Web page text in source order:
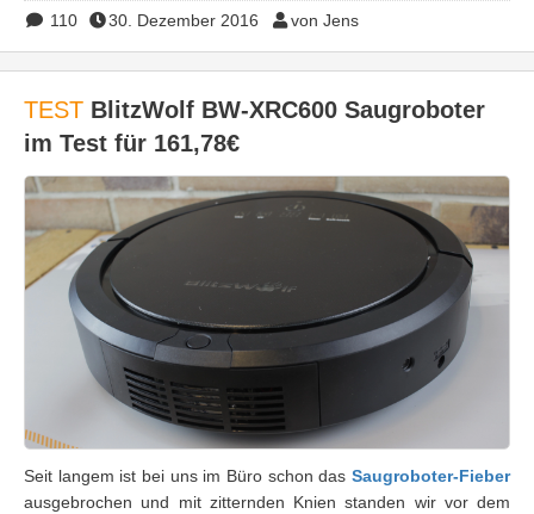
110 30. Dezember 2016 von Jens
TEST BlitzWolf BW-XRC600 Saugroboter
im Test für 161,78€
Seit langem ist bei uns im Büro schon das Saugroboter-Fieber
ausgebrochen und mit zitternden Knien standen wir vor dem